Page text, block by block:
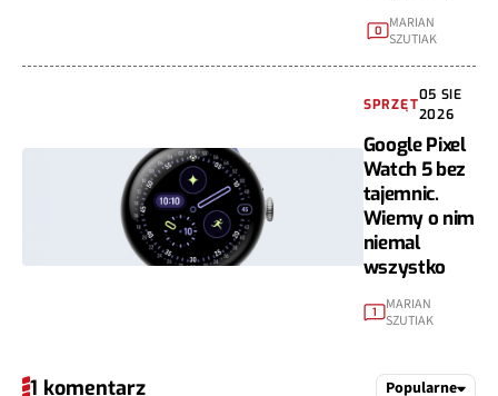
0
MARIAN
SZUTIAK
SPRZĘT
05 SIE
2026
Google Pixel
Watch 5 bez
tajemnic.
Wiemy o nim
niemal
wszystko
1
MARIAN
SZUTIAK
1 komentarz Popularne